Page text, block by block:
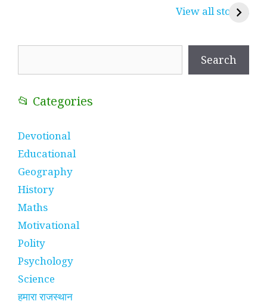
View all stories
रामसा पीर, रुणेचा रा
Search
📂 Categories
Devotional
Educational
Geography
History
Maths
Motivational
Polity
Psychology
Science
हमारा राजस्थान